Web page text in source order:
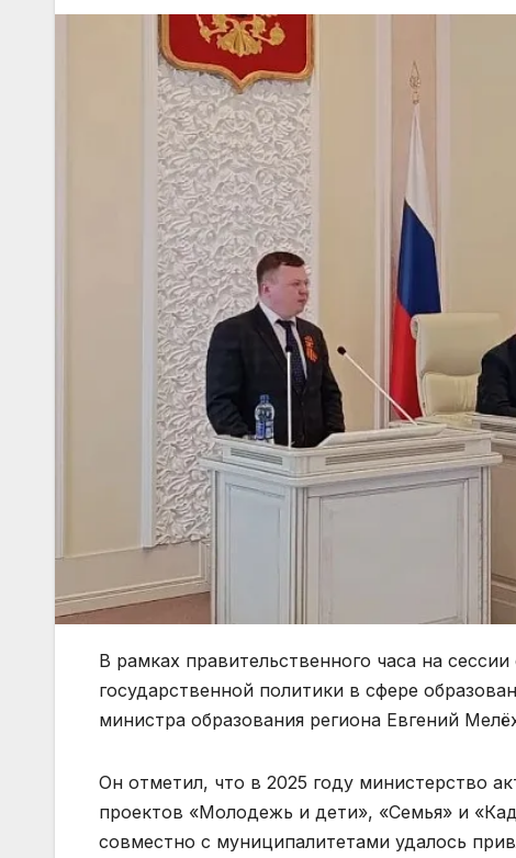
В рамках правительственного часа на
государственной политики в сфере
министра образования региона Евгений
Он отметил, что в 2025 году министерство
проектов «Молодежь и дети», «Семья» и
совместно с муниципалитетами удалось